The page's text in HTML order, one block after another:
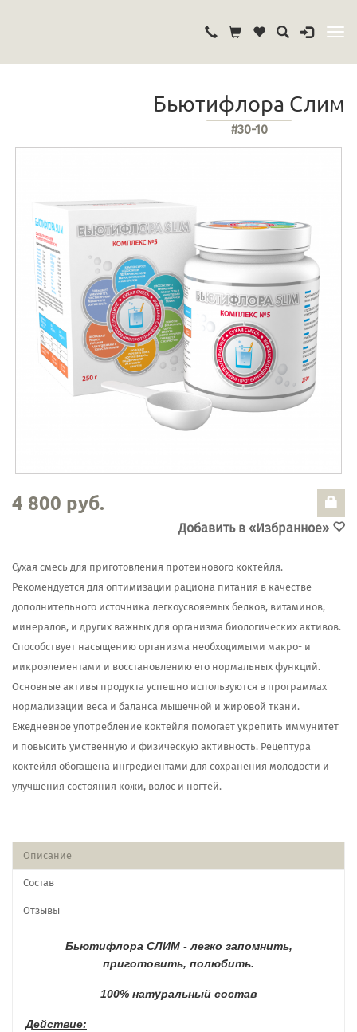
Бьютифлора Слим
#30-10
4 800 руб.
Добавить в «Избранное»
Сухая смесь для приготовления протеинового коктейля.
Рекомендуется для оптимизации рациона питания в качестве
дополнительного источника легкоусвояемых белков, витаминов,
минералов, и других важных для организма биологических активов.
Способствует насыщению организма необходимыми макро- и
микроэлементами и восстановлению его нормальных функций.
Основные активы продукта успешно используются в программах
нормализации веса и баланса мышечной и жировой ткани.
Ежедневное употребление коктейля помогает укрепить иммунитет
и повысить умственную и физическую активность. Рецептура
коктейля обогащена ингредиентами для сохранения молодости и
улучшения состояния кожи, волос и ногтей.
Описание
Состав
Отзывы
Бьютифлора СЛИМ - легко запомнить,
приготовить, полюбить.
100% натуральный состав
Действие: